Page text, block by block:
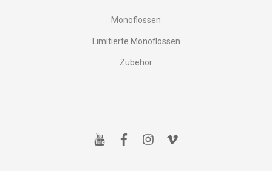
Monoflossen
Limitierte Monoflossen
Zubehör
y f i v